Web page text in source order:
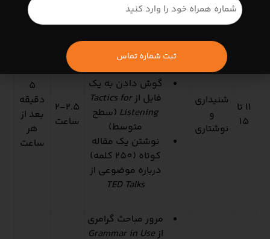
11 تا
15
شنیداری
و
نوشتاری
مرور لغات از
Vocabulary in Use
وCollocation in
Use
گوش دادن به یک
فایل ازTactics for
Listening (سطح
متوسط)
نوشتن یک مقاله
کوتاه (250 کلمه)
درباره موضوعی از
TED Talks
2-2.5
ساعت
5
دقیقه
بعد از
هر
ساعت
مرور مباحث گرامری
ازGrammar in Use